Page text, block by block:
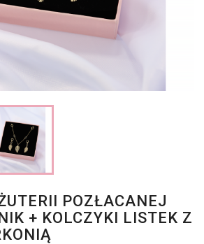
POZŁACANEJ
+ KOLCZYKI LISTEK Z